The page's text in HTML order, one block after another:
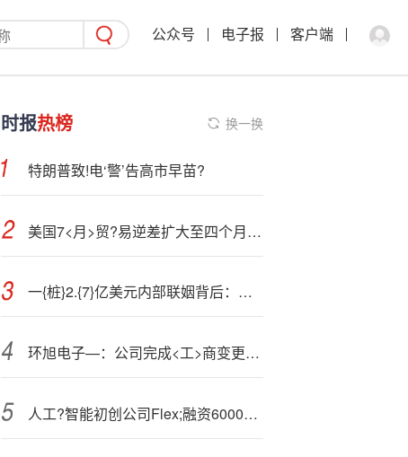
公众号 电子报 客户端
时报热榜 换一换
特朗普致!电‘警’告高市早苗?
美国7<月>贸?易逆差扩大至四个月新高 企业在特朗普新关税前集中进口
一{桩}2.{7}亿美元内部联姻背后：京东物流整合达达即配
环旭电子—：公司完成<工>商变更登记并换发营业执照
人工?智能初创公司Flex;融资6000万美元，为中型企业提供金融工具